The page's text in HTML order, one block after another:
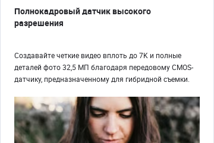
Полнокадровый датчик высокого
разрешения
Создавайте четкие видео вплоть до 7K и полные
деталей фото 32,5 МП благодаря передовому CMOS-
датчику, предназначенному для гибридной съемки.